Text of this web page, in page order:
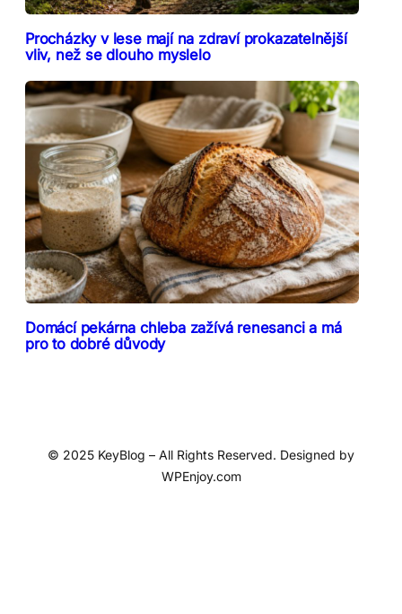
Procházky v lese mají na zdraví prokazatelnější
vliv, než se dlouho myslelo
Domácí pekárna chleba zažívá renesanci a má
pro to dobré důvody
© 2025 KeyBlog – All Rights Reserved. Designed by
WPEnjoy.com